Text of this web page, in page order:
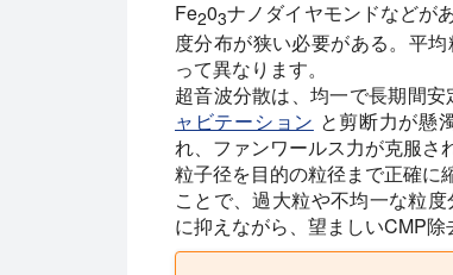
Fe203ナノダイヤモンドなどが
度分布が狭い必要がある。平
って異なります。
超音波分散は、均一で長期間
ャビテーション と剪断力が懸
れ、ファンワールス力が克服さ
粒子径を目的の粒径まで正確に
ことで、過大粒や不均一な粒
に抑えながら、望ましいCMP除